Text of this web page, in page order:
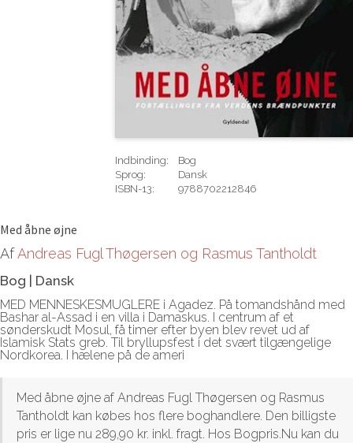
Indbinding:
Bog
Sprog:
Dansk
ISBN-13:
9788702212846
Med åbne øjne
AfAndreas Fugl Thøgersen og Rasmus Tantholdt
Bog | Dansk
MED MENNESKESMUGLERE i Agadez. På tomandshånd med
Bashar al-Assad i en villa i Damaskus. I centrum af et
sønderskudt Mosul, få timer efter byen blev revet ud af
Islamisk Stats greb. Til bryllupsfest i det svært tilgængelige
Nordkorea. I hælene på de ameri
Med åbne øjne af Andreas Fugl Thøgersen og Rasmus
Tantholdt kan købes hos flere boghandlere. Den billigste
pris er lige nu 289,90 kr. inkl. fragt. Hos Bogpris.Nu kan du